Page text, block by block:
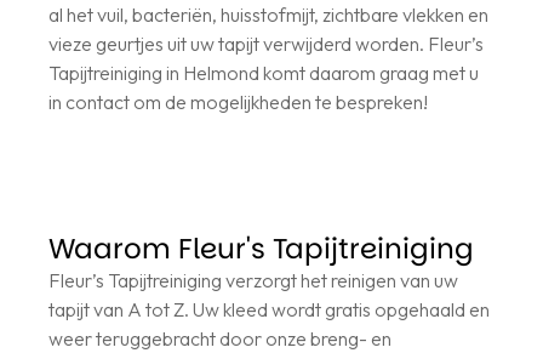
al het vuil, bacteriën, huisstofmijt, zichtbare vlekken en
vieze geurtjes uit uw tapijt verwijderd worden. Fleur’s
Tapijtreiniging in Helmond komt daarom graag met u
in contact om de mogelijkheden te bespreken!
Waarom Fleur's Tapijtreiniging
Fleur’s Tapijtreiniging verzorgt het reinigen van uw
tapijt van A tot Z. Uw kleed wordt gratis opgehaald en
weer teruggebracht door onze breng- en